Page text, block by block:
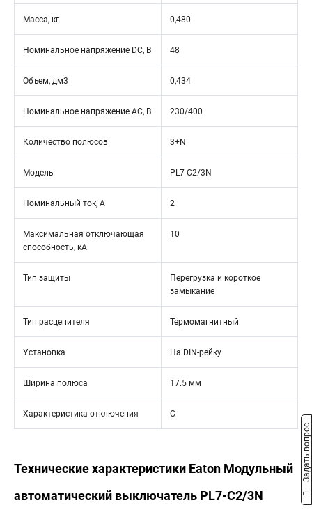
Масса, кг 0,480
Номинальное напряжение DC, В 48
Объем, дм3 0,434
Номинальное напряжение АС, В 230/400
Количество полюсов 3+N
Модель PL7-C2/3N
Номинальный ток, А 2
Максимальная отключающая
способность, кА
10
Тип защиты
Перегрузка и короткое
замыкание
Тип расцепителя Термомагнитный
Установка На DIN-рейку
Ширина полюса 17.5 мм
Характеристика отключения C
Технические характеристики Eaton Модульный
автоматический выключатель PL7-C2/3N
Задать вопрос